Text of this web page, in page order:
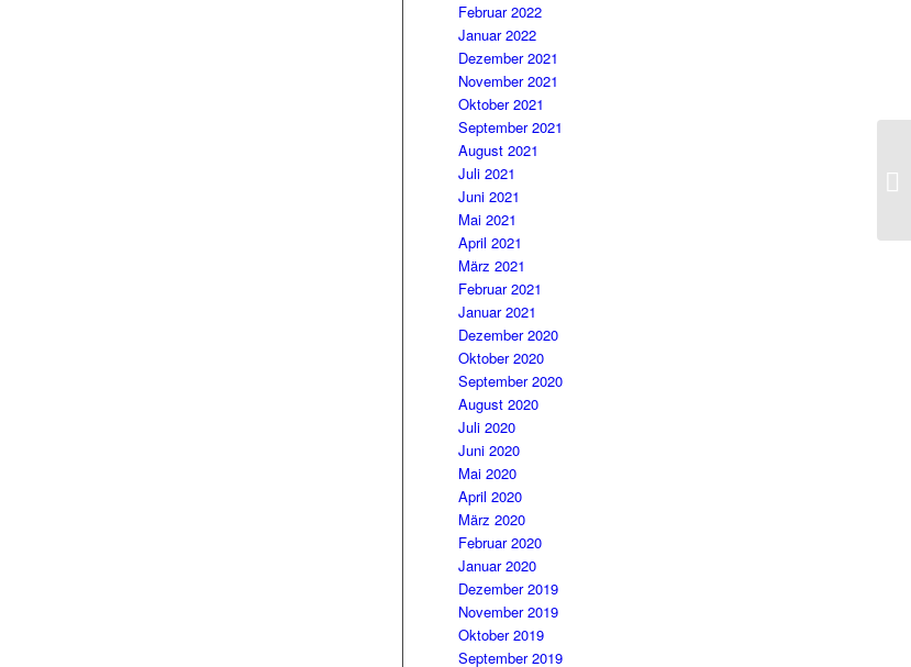
Februar 2022
Januar 2022
Dezember 2021
November 2021
Oktober 2021
September 2021
August 2021
Juli 2021
Juni 2021
Mai 2021
April 2021
März 2021
Februar 2021
Januar 2021
Dezember 2020
Oktober 2020
September 2020
August 2020
Juli 2020
Juni 2020
Mai 2020
April 2020
März 2020
Februar 2020
Januar 2020
Dezember 2019
November 2019
Oktober 2019
September 2019